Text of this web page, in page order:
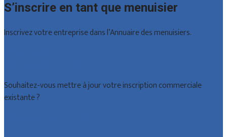
S’inscrire en tant que menuisier
Inscrivez votre entreprise dans l’Annuaire des menuisiers.
Souhaitez-vous mettre à jour votre inscription commerciale
existante ?